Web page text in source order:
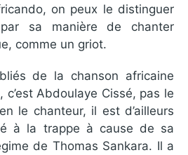
on peux le distinguer
sa manière de chanter
comme un griot.
de la chanson africaine
c’est Abdoulaye Cissé, pas le
le chanteur, il est d’ailleurs
à la trappe à cause de sa
de Thomas Sankara. Il a